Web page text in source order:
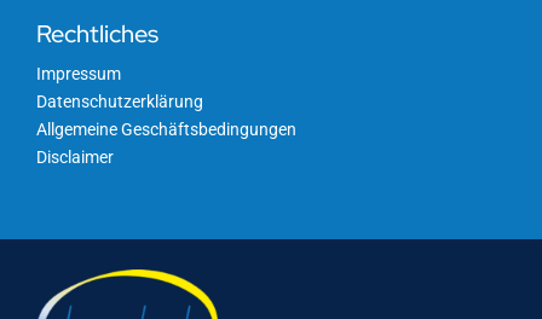
Rechtliches
Impressum
Datenschutzerklärung
Allgemeine Geschäftsbedingungen
Disclaimer